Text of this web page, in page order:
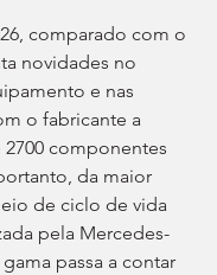
comparado com o
novidades no
e nas
o fabricante a
componentes
da maior
de ciclo de vida
pela Mercedes-
passa a contar